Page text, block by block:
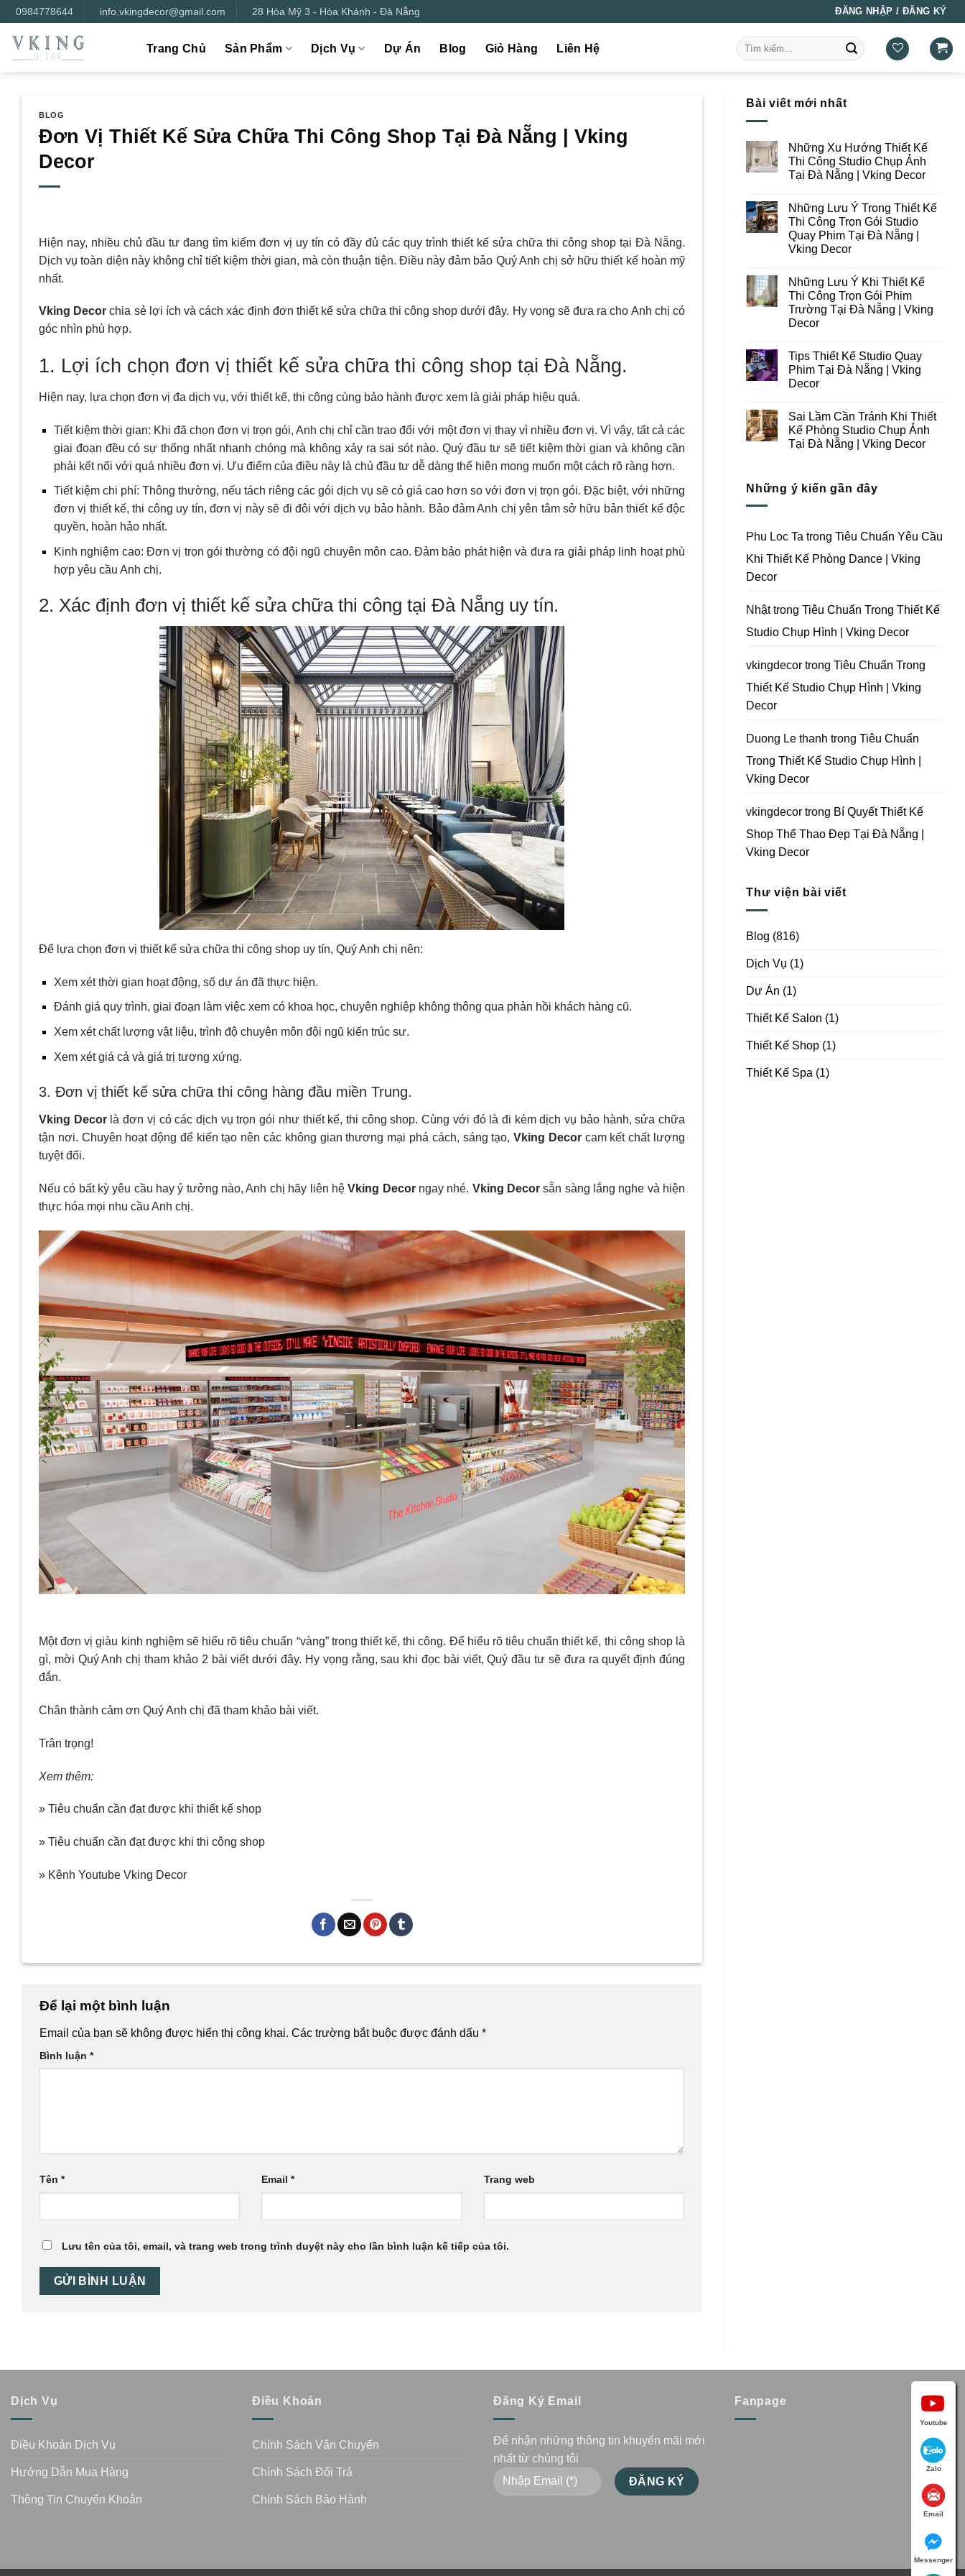
qua
nội
dung
0984778644 info.vkingdecor@gmail.com 28 Hòa Mỹ 3 - Hòa Khánh - Đà Nẵng ĐĂNG NHẬP / ĐĂNG KÝ
Trang Chủ Sản Phẩm Dịch Vụ Dự Án Blog Giỏ Hàng Liên Hệ
Tìm
kiếm:
BLOG
Đơn Vị Thiết Kế Sửa Chữa Thi Công Shop Tại Đà Nẵng | Vking
Decor
Hiện nay, nhiều chủ đầu tư đang tìm kiếm đơn vị uy tín có đầy đủ các quy trình thiết kế sửa chữa thi công shop tại Đà Nẵng.
Dịch vụ toàn diện này không chỉ tiết kiệm thời gian, mà còn thuận tiện. Điều này đảm bảo Quý Anh chị sở hữu thiết kế hoàn mỹ
nhất.
Vking Decor chia sẻ lợi ích và cách xác định đơn thiết kế sửa chữa thi công shop dưới đây. Hy vọng sẽ đưa ra cho Anh chị có
góc nhìn phù hợp.
1. Lợi ích chọn đơn vị thiết kế sửa chữa thi công shop tại Đà Nẵng.
Hiện nay, lựa chọn đơn vị đa dịch vụ, với thiết kế, thi công cùng bảo hành được xem là giải pháp hiệu quả.
Tiết kiệm thời gian: Khi đã chọn đơn vị trọn gói, Anh chị chỉ cần trao đổi với một đơn vị thay vì nhiều đơn vị. Vì vậy, tất cả các
giai đoạn đều có sự thống nhất nhanh chóng mà không xảy ra sai sót nào. Quý đầu tư sẽ tiết kiệm thời gian và không cần
phải kết nối với quá nhiều đơn vị. Ưu điểm của điều này là chủ đầu tư dễ dàng thể hiện mong muốn một cách rõ ràng hơn.
Tiết kiệm chi phí: Thông thường, nếu tách riêng các gói dịch vụ sẽ có giá cao hơn so với đơn vị trọn gói. Đặc biệt, với những
đơn vị thiết kế, thi công uy tín, đơn vị này sẽ đi đôi với dịch vụ bảo hành. Bảo đảm Anh chị yên tâm sở hữu bản thiết kế độc
quyền, hoàn hảo nhất.
Kinh nghiệm cao: Đơn vị trọn gói thường có đội ngũ chuyên môn cao. Đảm bảo phát hiện và đưa ra giải pháp linh hoạt phù
hợp yêu cầu Anh chị.
2. Xác định đơn vị thiết kế sửa chữa thi công tại Đà Nẵng uy tín.
Để lựa chọn đơn vị thiết kế sửa chữa thi công shop uy tín, Quý Anh chị nên:
Xem xét thời gian hoạt động, số dự án đã thực hiện.
Đánh giá quy trình, giai đoạn làm việc xem có khoa học, chuyên nghiệp không thông qua phản hồi khách hàng cũ.
Xem xét chất lượng vật liệu, trình độ chuyên môn đội ngũ kiến trúc sư.
Xem xét giá cả và giá trị tương xứng.
3. Đơn vị thiết kế sửa chữa thi công hàng đầu miền Trung.
Vking Decorlà đơn vị có các dịch vụ trọn gói như thiết kế, thi công shop. Cùng với đó là đi kèm dịch vụ bảo hành, sửa chữa
tận nơi. Chuyên hoạt động để kiến tạo nên các không gian thương mại phá cách, sáng tạo,Vking Decorcam kết chất lượng
tuyệt đối.
Nếu có bất kỳ yêu cầu hay ý tưởng nào, Anh chị hãy liên hệVking Decorngay nhé. Vking Decorsẵn sàng lắng nghe và hiện
thực hóa mọi nhu cầu Anh chị.
Một đơn vị giàu kinh nghiệm sẽ hiểu rõ tiêu chuẩn “vàng” trong thiết kế, thi công. Để hiểu rõ tiêu chuẩn thiết kế, thi công shop là
gì, mời Quý Anh chị tham khảo 2 bài viết dưới đây. Hy vọng rằng, sau khi đọc bài viết, Quý đầu tư sẽ đưa ra quyết định đúng
đắn.
Chân thành cảm ơn Quý Anh chị đã tham khảo bài viết.
Trân trọng!
Xem thêm:
» Tiêu chuẩn cần đạt được khi thiết kế shop
» Tiêu chuẩn cần đạt được khi thi công shop
» Kênh Youtube Vking Decor
Để lại một bình luận
Email của bạn sẽ không được hiển thị công khai. Các trường bắt buộc được đánh dấu *
Bình luận *
Tên * Email* Trang web
Lưu tên của tôi, email, và trang web trong trình duyệt này cho lần bình luận kế tiếp của tôi.
Bài viết mới nhất
Những Xu Hướng Thiết Kế
Thi Công Studio Chụp Ảnh
Tại Đà Nẵng | Vking Decor
bình
luận
ở
Những
Xu
Hướng
Thi
Công
Studio
Chụp
Ảnh
Tại
Vking
Decor
Những Lưu Ý Trong Thiết Kế
Thi Công Trọn Gói Studio
Quay Phim Tại Đà Nẵng |
Vking Decor
bình
luận
ở
Những
Lưu
Ý
Kế
Thi
Công
Trọn
Quay
Phim
Tại
Đà
Nẵng
Những Lưu Ý Khi Thiết Kế
Thi Công Trọn Gói Phim
Trường Tại Đà Nẵng | Vking
Decor
bình
luận
ở
Những
Khi
Thiết
Kế
Thi
Công
Trường
Tại
Vking
Decor
Tips Thiết Kế Studio Quay
Phim Tại Đà Nẵng | Vking
Decor
bình
luận
ở
Tips
Quay
Phim
Vking
Sai Lầm Cần Tránh Khi Thiết
Kế Phòng Studio Chụp Ảnh
Tại Đà Nẵng | Vking Decor
luận
ở
Tránh
Khi
Kế
Tại
Đà
Nẵng
|
Những ý kiến gần đây
Phu Loc Ta trong Tiêu Chuẩn Yêu Cầu
Khi Thiết Kế Phòng Dance | Vking
Decor
Nhậttrong Tiêu Chuẩn Trong Thiết Kế
Studio Chụp Hình | Vking Decor
vkingdecor trong Tiêu Chuẩn Trong
Thiết Kế Studio Chụp Hình | Vking
Decor
Duong Le thanh trong Tiêu Chuẩn
Trong Thiết Kế Studio Chụp Hình |
Vking Decor
vkingdecor trong Bí Quyết Thiết Kế
Shop Thể Thao Đẹp Tại Đà Nẵng |
Vking Decor
Thư viện bài viết
Blog (816)
Dịch Vụ (1)
Dự Án (1)
Thiết Kế Salon (1)
Thiết Kế Shop (1)
Thiết Kế Spa (1)
Dịch Vụ
Điều Khoản Dịch Vụ
Hướng Dẫn Mua Hàng
Thông Tin Chuyển Khoản
Điều Khoản
Chính Sách Vận Chuyển
Chính Sách Đổi Trả
Chính Sách Bảo Hành
Đăng Ký Email
Để nhận những thông tin khuyến mãi mới
nhất từ chúng tôi
Fanpage
Youtube
Zalo
Email
Messenger